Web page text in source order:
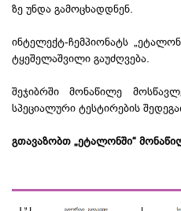
ზე უნდა გამოცხადდნენ.
ინტელექტ-ჩემპიონატს
ტყეშელაშვილი გაუძღვება.
შეჯიბრში მონაწილე
სპეციალური ტესტირების
გთავაზობთ „ეტალონში“